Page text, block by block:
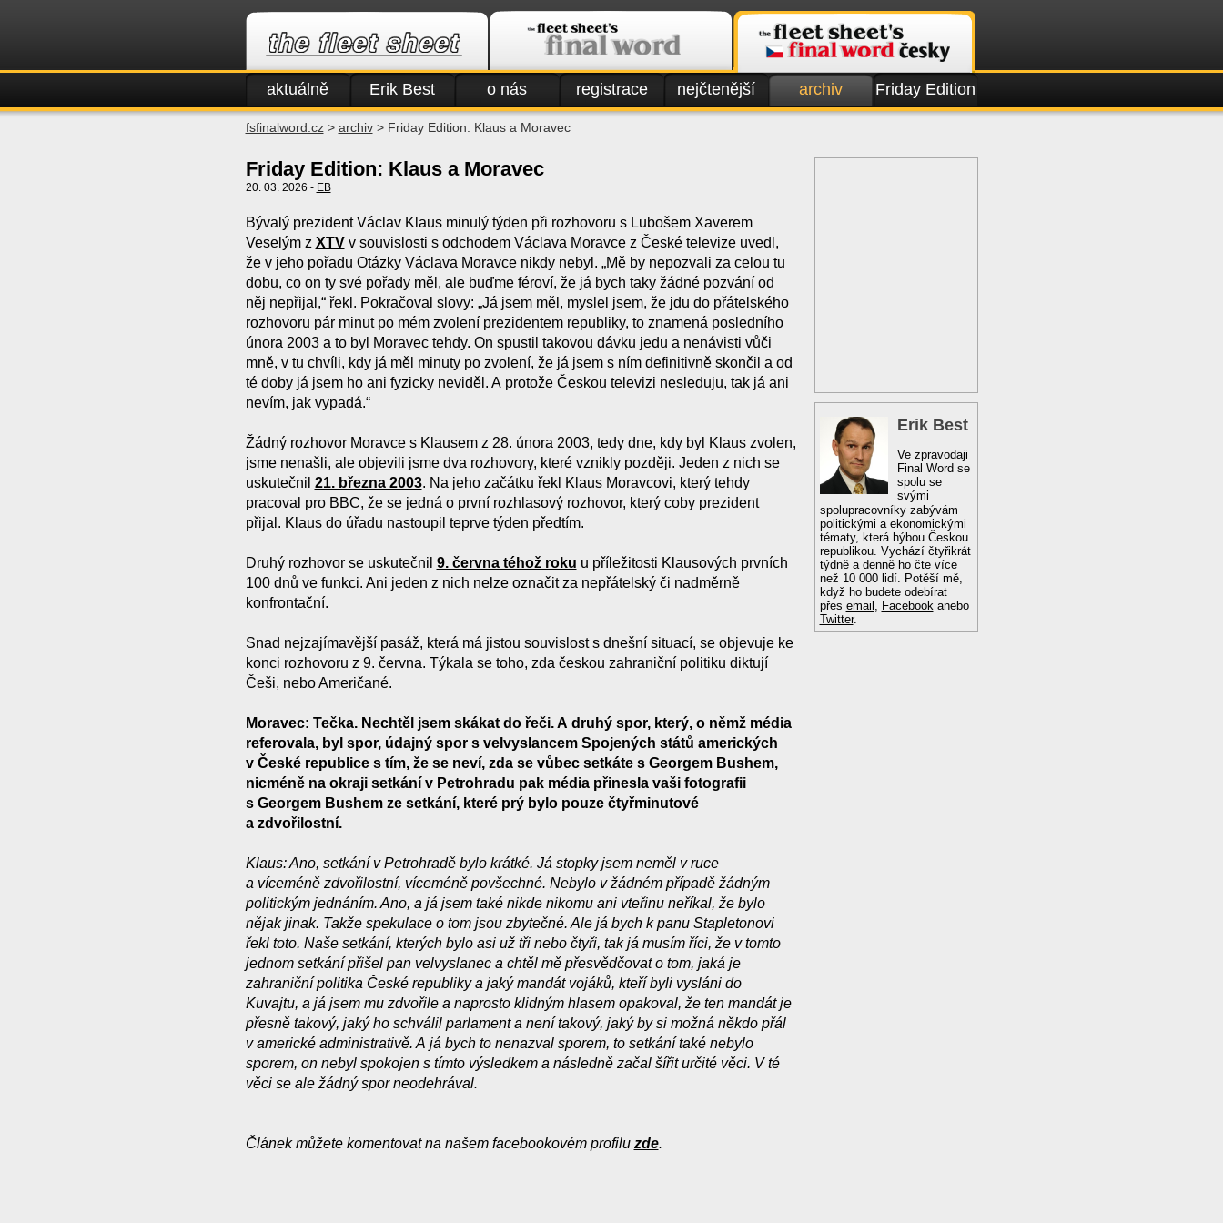
aktuálně Erik Best o nás registrace nejčtenější archiv Friday Edition
fsfinalword.cz> archiv> Friday Edition: Klaus a Moravec
Friday Edition: Klaus a Moravec
20. 03. 2026 - EB
Bývalý prezident Václav Klaus minulý týden při rozhovoru s Lubošem Xaverem
Veselým z XTVv souvislosti s odchodem Václava Moravce z České televize uvedl,
že v jeho pořadu Otázky Václava Moravce nikdy nebyl. „Mě by nepozvali za celou tu
dobu, co on ty své pořady měl, ale buďme féroví, že já bych taky žádné pozvání od
něj nepřijal,“ řekl. Pokračoval slovy: „Já jsem měl, myslel jsem, že jdu do přátelského
rozhovoru pár minut po mém zvolení prezidentem republiky, to znamená posledního
února 2003 a to byl Moravec tehdy. On spustil takovou dávku jedu a nenávisti vůči
mně, v tu chvíli, kdy já měl minuty po zvolení, že já jsem s ním definitivně skončil a od
té doby já jsem ho ani fyzicky neviděl. A protože Českou televizi nesleduju, tak já ani
nevím, jak vypadá.“
Žádný rozhovor Moravce s Klausem z 28. února 2003, tedy dne, kdy byl Klaus zvolen,
jsme nenašli, ale objevili jsme dva rozhovory, které vznikly později. Jeden z nich se
uskutečnil 21. března 2003. Na jeho začátku řekl Klaus Moravcovi, který tehdy
pracoval pro BBC, že se jedná o první rozhlasový rozhovor, který coby prezident
přijal. Klaus do úřadu nastoupil teprve týden předtím.
Druhý rozhovor se uskutečnil 9. června téhož roku u příležitosti Klausových prvních
100 dnů ve funkci. Ani jeden z nich nelze označit za nepřátelský či nadměrně
konfrontační.
Snad nejzajímavější pasáž, která má jistou souvislost s dnešní situací, se objevuje ke
konci rozhovoru z 9. června. Týkala se toho, zda českou zahraniční politiku diktují
Češi, nebo Američané.
Moravec: Tečka. Nechtěl jsem skákat do řeči. A druhý spor, který, o němž média
referovala, byl spor, údajný spor s velvyslancem Spojených států amerických
v České republice s tím, že se neví, zda se vůbec setkáte s Georgem Bushem,
nicméně na okraji setkání v Petrohradu pak média přinesla vaši fotografii
s Georgem Bushem ze setkání, které prý bylo pouze čtyřminutové
a zdvořilostní.
Klaus: Ano, setkání v Petrohradě bylo krátké. Já stopky jsem neměl v ruce
a víceméně zdvořilostní, víceméně povšechné. Nebylo v žádném případě žádným
politickým jednáním. Ano, a já jsem také nikde nikomu ani vteřinu neříkal, že bylo
nějak jinak. Takže spekulace o tom jsou zbytečné. Ale já bych k panu Stapletonovi
řekl toto. Naše setkání, kterých bylo asi už tři nebo čtyři, tak já musím říci, že v tomto
jednom setkání přišel pan velvyslanec a chtěl mě přesvědčovat o tom, jaká je
zahraniční politika České republiky a jaký mandát vojáků, kteří byli vysláni do
Kuvajtu, a já jsem mu zdvořile a naprosto klidným hlasem opakoval, že ten mandát je
přesně takový, jaký ho schválil parlament a není takový, jaký by si možná někdo přál
v americké administrativě. A já bych to nenazval sporem, to setkání také nebylo
sporem, on nebyl spokojen s tímto výsledkem a následně začal šířit určité věci. V té
věci se ale žádný spor neodehrával.
Článek můžete komentovat na našem facebookovém profilu zde.
Erik Best
Ve zpravodaji
Final Word se
spolu se
svými
spolupracovníky zabývám
politickými a ekonomickými
tématy, která hýbou Českou
republikou. Vychází čtyřikrát
týdně a denně ho čte více
než 10 000 lidí. Potěší mě,
když ho budete odebírat
přes email , Facebookanebo
Twitter.